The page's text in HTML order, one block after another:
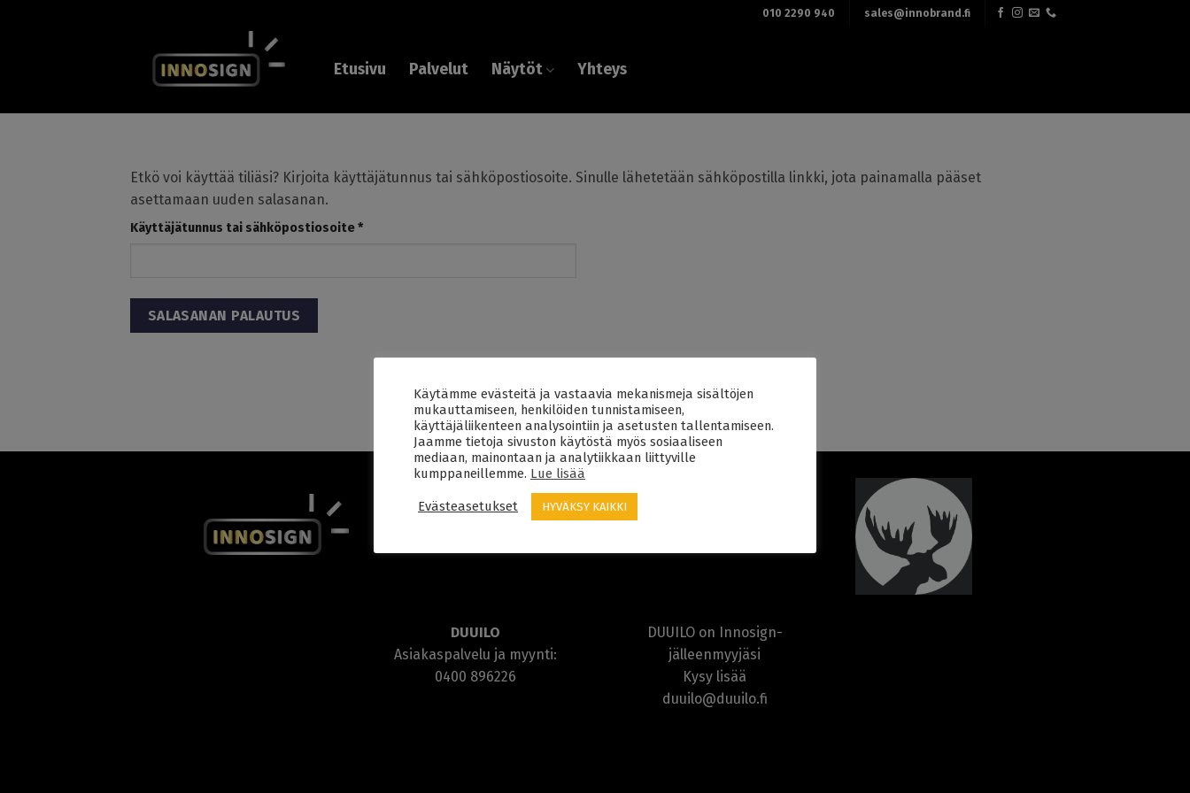
010 2290 940 sales@innobrand.fi
Etusivu Palvelut Näytöt Yhteys
Etkö voi käyttää tiliäsi? Kirjoita käyttäjätunnus tai sähköpostiosoite. Sinulle lähetetään sähköpostilla linkki, jota painamalla pääset
asettamaan uuden salasanan.
Käyttäjätunnus tai sähköpostiosoite*Vaaditaan
SALASANAN PALAUTUS
DUUILO
Asiakaspalvelu ja myynti:
0400 896226
DUUILO on Innosign-
jälleenmyyjäsi
Kysy lisää
duuilo@duuilo.fi
Käytämme evästeitä ja vastaavia mekanismeja sisältöjen
mukauttamiseen, henkilöiden tunnistamiseen,
käyttäjäliikenteen analysointiin ja asetusten tallentamiseen.
Jaamme tietoja sivuston käytöstä myös sosiaaliseen
mediaan, mainontaan ja analytiikkaan liittyville
kumppaneillemme. Lue lisää
Evästeasetukset HYVÄKSY KAIKKI